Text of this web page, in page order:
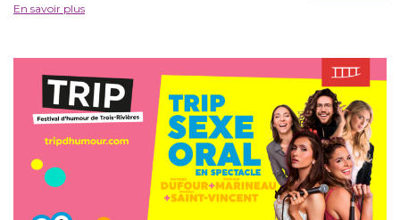
En savoir plus